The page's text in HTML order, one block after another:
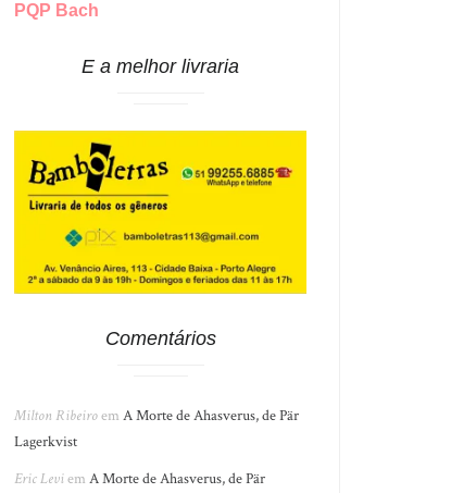
PQP Bach
E a melhor livraria
Comentários
Milton RibeiroemA Morte de Ahasverus, de Pär
Lagerkvist
Eric LeviemA Morte de Ahasverus, de Pär